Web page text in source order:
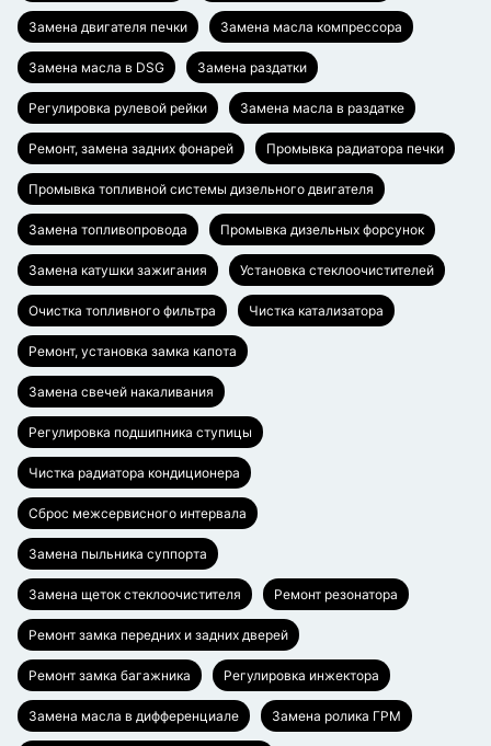
Замена двигателя печки Замена масла компрессора
Замена масла в DSG Замена раздатки
Регулировка рулевой рейки Замена масла в раздатке
Ремонт, замена задних фонарей Промывка радиатора печки
Промывка топливной системы дизельного двигателя
Замена топливопровода Промывка дизельных форсунок
Замена катушки зажигания Установка стеклоочистителей
Очистка топливного фильтра Чистка катализатора
Ремонт, установка замка капота
Замена свечей накаливания
Регулировка подшипника ступицы
Чистка радиатора кондиционера
Сброс межсервисного интервала
Замена пыльника суппорта
Замена щеток стеклоочистителя Ремонт резонатора
Ремонт замка передних и задних дверей
Ремонт замка багажника Регулировка инжектора
Замена масла в дифференциале Замена ролика ГРМ